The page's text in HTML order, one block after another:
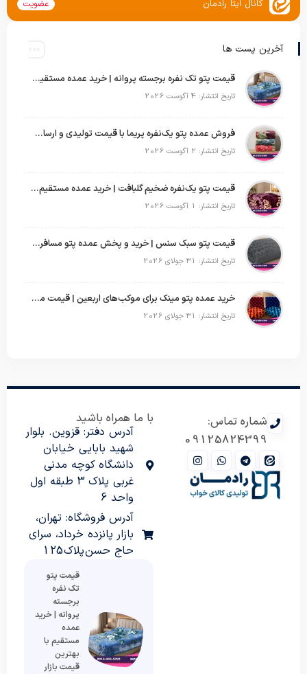
کانال ایتا رادمان عضویت
آخرین پست ها
قیمت پتو تک نفره برجسته پروانه | خرید عمده مستقیم با بهترین قیمت بازار
تاریخ انتشار: 4 آگوست 2026
فروش عمده پتو یک‌نفره پریما با قیمت تولیدی و ارسال به سراسر کشور
تاریخ انتشار: 2 آگوست 2026
قیمت پتو یک‌نفره ضخیم گلبافت | خرید عمده مستقیم با بهترین قیمت
تاریخ انتشار: 1 آگوست 2026
قیمت پتو سبک سنس | خرید و پخش عمده پتو مسافرتی Sense
تاریخ انتشار: 31 جولای 2026
خرید عمده پتو مینک برای موکب‌های اربعین | قیمت مناسب و ارسال سریع
تاریخ انتشار: 31 جولای 2026
شماره تماس:
09125824399
با ما همراه باشید
آدرس دفتر: قزوین. بلوار
شهید بابایی خیابان
دانشگاه کوچه مدنی
غربی پلاک 3 طبقه اول
واحد 6
آدرس فروشگاه: تهران،
بازار پانزده خرداد، سرای
حاج حسن پلاک 125
قیمت پتو
تک نفره
برجسته
پروانه | خرید
عمده
مستقیم با
بهترین
قیمت بازار